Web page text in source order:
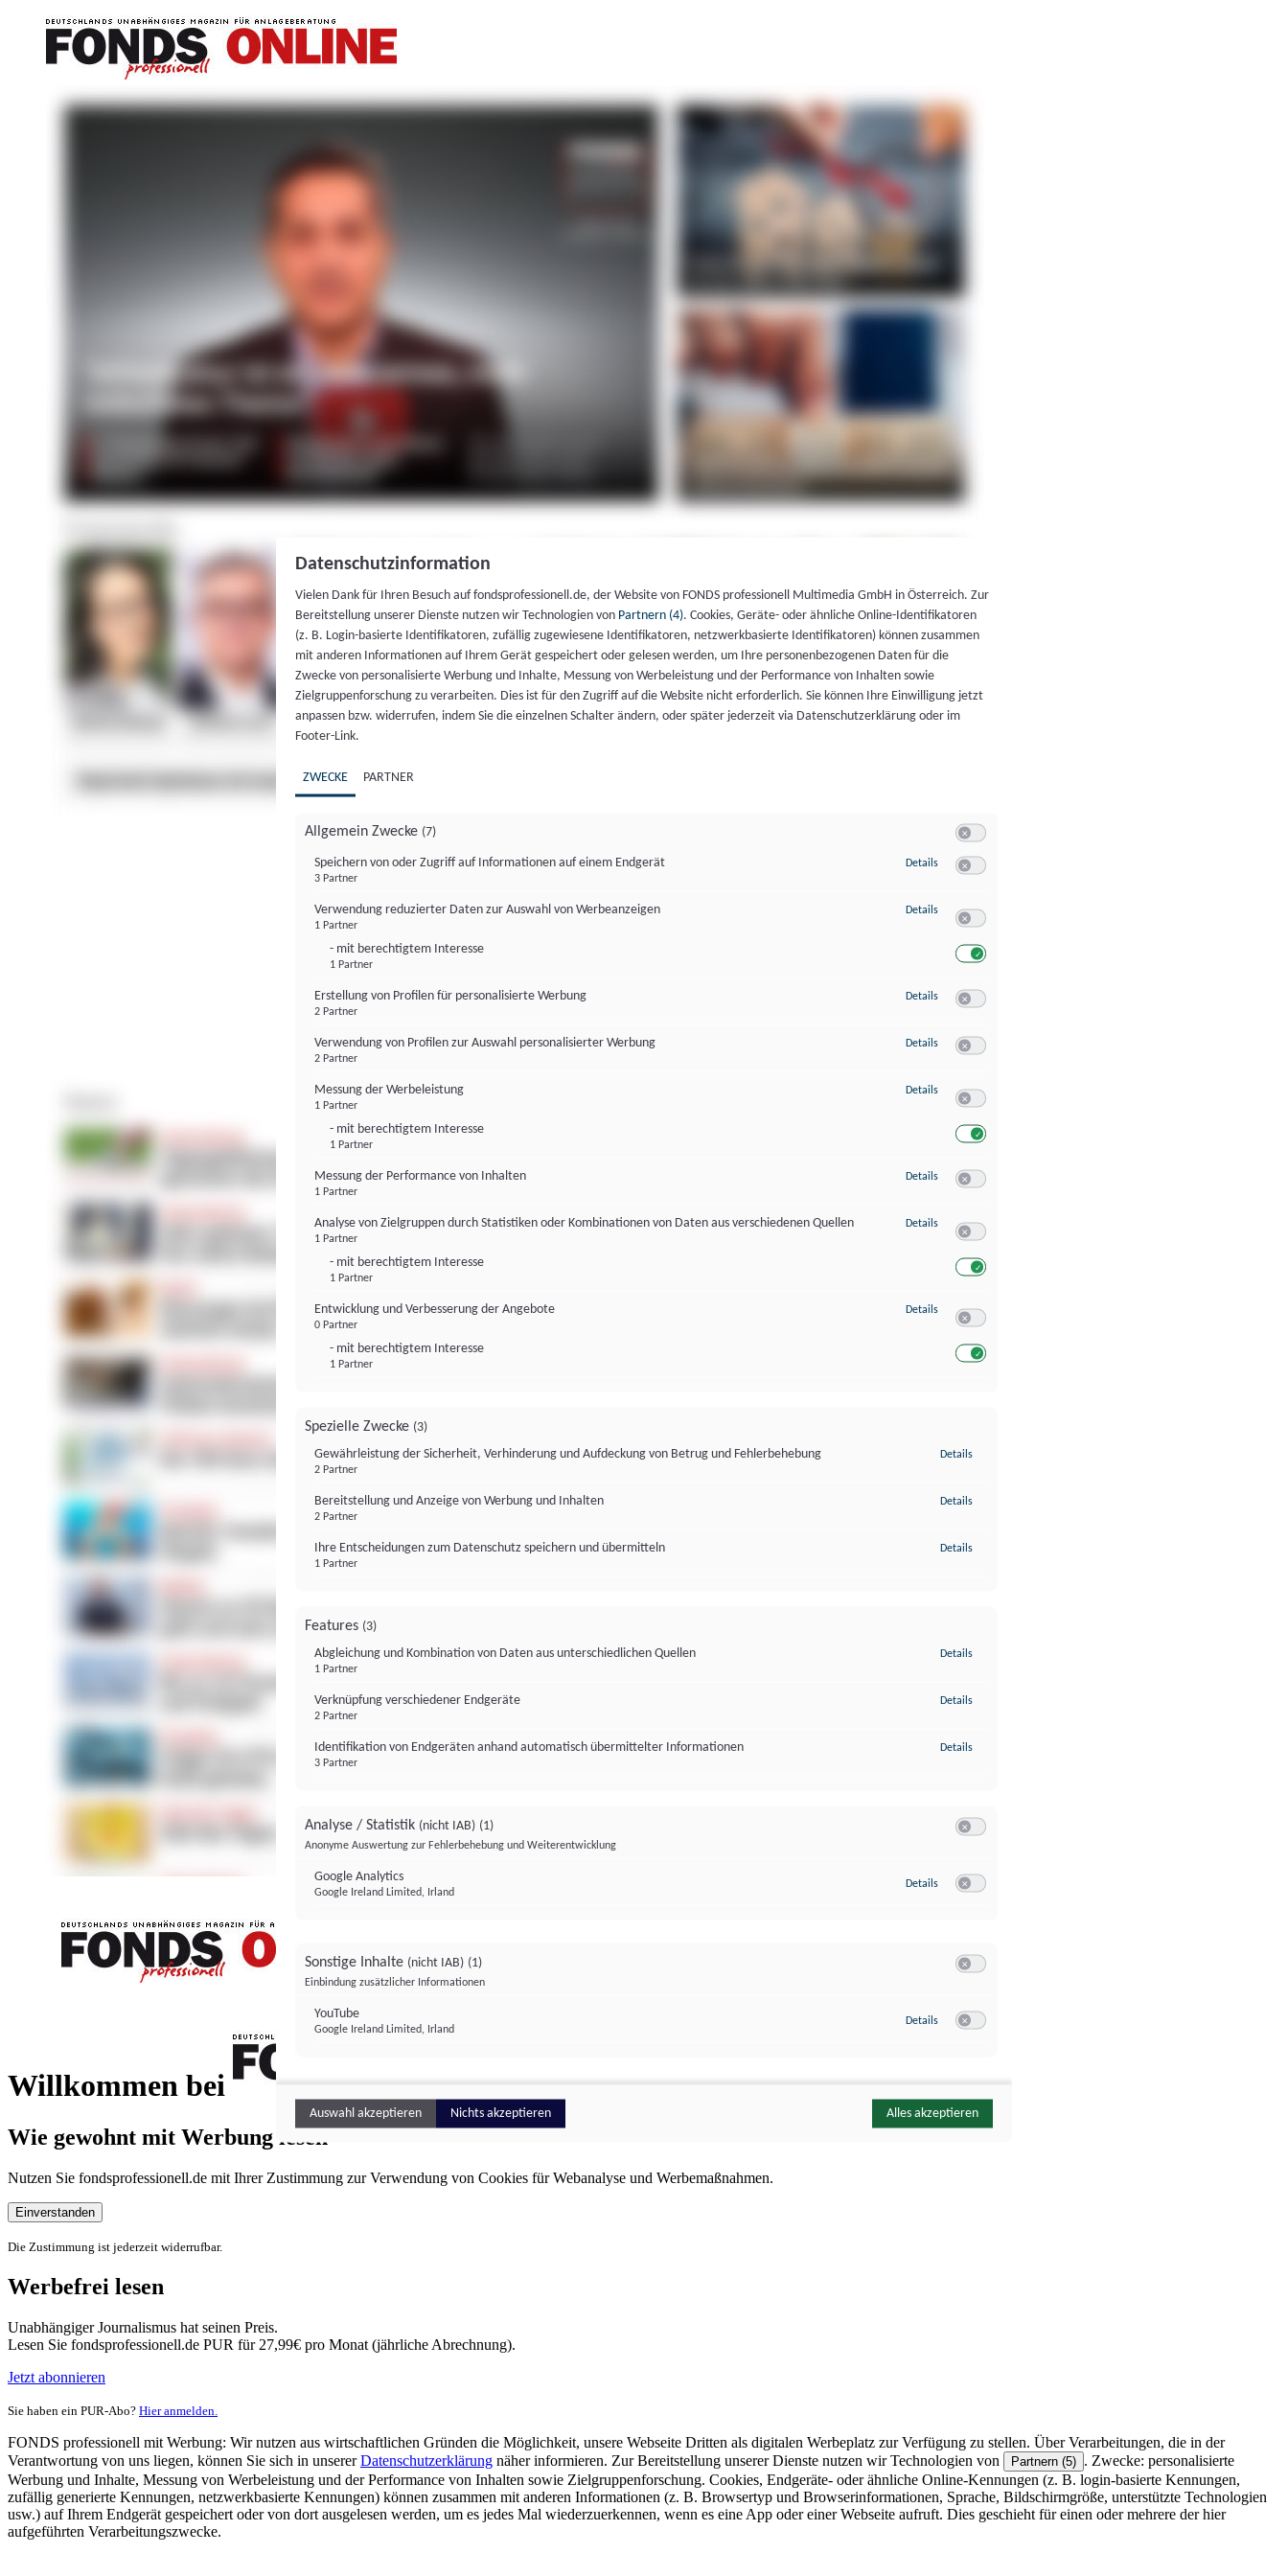
Willkommen bei
FONDS professionell
Wie gewohnt mit Werbung lesen
Nutzen Sie fondsprofessionell.de mit Ihrer Zustimmung zur Verwendung von Cookies für Webanalyse und Werbemaßnahmen.
Einverstanden
Die Zustimmung ist jederzeit widerrufbar.
Werbefrei lesen
Unabhängiger Journalismus hat seinen Preis.
Lesen Sie fondsprofessionell.de PUR für 27,99€ pro Monat (jährliche Abrechnung).
Jetzt abonnieren
Sie haben ein PUR-Abo? Hier anmelden.
FONDS professionell mit Werbung: Wir nutzen aus wirtschaftlichen Gründen die Möglichkeit, unsere Webseite Dritten als digitalen Werbeplatz zur Verfügung zu stellen. Über Verarbeitungen, die in der
Verantwortung von uns liegen, können Sie sich in unsererDatenschutzerklärung näher informieren. Zur Bereitstellung unserer Dienste nutzen wir Technologien von Partnern (5) . Zwecke: personalisierte
Werbung und Inhalte, Messung von Werbeleistung und der Performance von Inhalten sowie Zielgruppenforschung. Cookies, Endgeräte- oder ähnliche Online-Kennungen (z. B. login-basierte Kennungen,
zufällig generierte Kennungen, netzwerkbasierte Kennungen) können zusammen mit anderen Informationen (z. B. Browsertyp und Browserinformationen, Sprache, Bildschirmgröße, unterstützte Technologien
usw.) auf Ihrem Endgerät gespeichert oder von dort ausgelesen werden, um es jedes Mal wiederzuerkennen, wenn es eine App oder einer Webseite aufruft. Dies geschieht für einen oder mehrere der hier
aufgeführten Verarbeitungszwecke.
Datenschutzinformation
Vielen Dank für Ihren Besuch auf fondsprofessionell.de, der Website von FONDS professionell Multimedia GmbH in Österreich. Zur
Bereitstellung unserer Dienste nutzen wir Technologien von Partnern (4). Cookies, Geräte- oder ähnliche Online-Identifikatoren
(z. B. Login-basierte Identifikatoren, zufällig zugewiesene Identifikatoren, netzwerkbasierte Identifikatoren) können zusammen
mit anderen Informationen auf Ihrem Gerät gespeichert oder gelesen werden, um Ihre personenbezogenen Daten für die
Zwecke von personalisierte Werbung und Inhalte, Messung von Werbeleistung und der Performance von Inhalten sowie
Zielgruppenforschung zu verarbeiten. Dies ist für den Zugriff auf die Website nicht erforderlich. Sie können Ihre Einwilligung jetzt
anpassen bzw. widerrufen, indem Sie die einzelnen Schalter ändern, oder später jederzeit via Datenschutzerklärung oder im
Footer-Link.
ZWECKE PARTNER
Allgemein Zwecke (7)
Speichern von oder Zugriff auf Informationen auf einem Endgerät
3 Partner
Details zu Speichern von oder Zugriff auf Informationen auf einem Endgerät
Verwendung reduzierter Daten zur Auswahl von Werbeanzeigen
1 Partner
- mit berechtigtem Interesse
1 Partner
Details zu Verwendung reduzierter Daten zur Auswahl von Werbeanzeigen
Erstellung von Profilen für personalisierte Werbung
2 Partner
Details zu Erstellung von Profilen für personalisierte Werbung
Verwendung von Profilen zur Auswahl personalisierter Werbung
2 Partner
Details zu Verwendung von Profilen zur Auswahl personalisierter Werbung
Messung der Werbeleistung
1 Partner
- mit berechtigtem Interesse
1 Partner
Details zu Messung der Werbeleistung
Messung der Performance von Inhalten
1 Partner
Details zu Messung der Performance von Inhalten
Analyse von Zielgruppen durch Statistiken oder Kombinationen von Daten aus verschiedenen Quellen
1 Partner
- mit berechtigtem Interesse
1 Partner
Details zu Analyse von Zielgruppen durch Statistiken oder Kombinationen von
Entwicklung und Verbesserung der Angebote
0 Partner
- mit berechtigtem Interesse
1 Partner
Details zu Entwicklung und Verbesserung der Angebote
Spezielle Zwecke (3)
Gewährleistung der Sicherheit, Verhinderung und Aufdeckung von Betrug und Fehlerbehebung
2 Partner
Details
Bereitstellung und Anzeige von Werbung und Inhalten
2 Partner
Details
Ihre Entscheidungen zum Datenschutz speichern und übermitteln
1 Partner
Details
Features (3)
Abgleichung und Kombination von Daten aus unterschiedlichen Quellen
1 Partner
Details
Verknüpfung verschiedener Endgeräte
2 Partner
Details
Identifikation von Endgeräten anhand automatisch übermittelter Informationen
3 Partner
Details
Analyse / Statistik (nicht IAB) (1)
Anonyme Auswertung zur Fehlerbehebung und Weiterentwicklung
Google Analytics
Google Ireland Limited, Irland
Details zu Google Analytics
Sonstige Inhalte (nicht IAB) (1)
Einbindung zusätzlicher Informationen
YouTube
Google Ireland Limited, Irland
Details zu YouTube
Auswahl akzeptieren Nichts akzeptieren Alles akzeptieren